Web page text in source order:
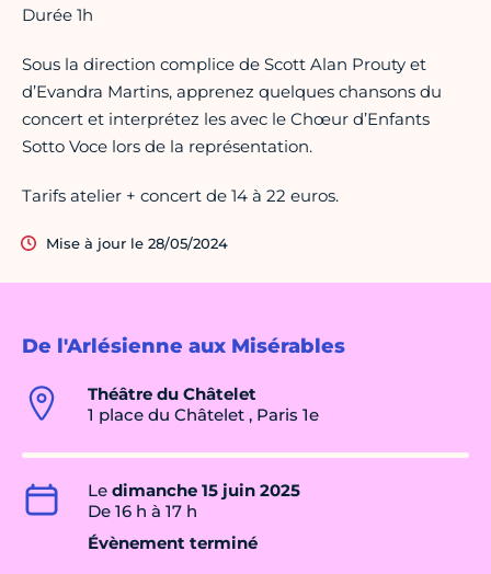
De l'Arlésienne aux Misérables
Théâtre du Châtelet
1 place du Châtelet , Paris 1e
Le dimanche 15 juin 2025
De 16 h à 17 h
Évènement terminé
Durée 1h
Sous la direction complice de Scott Alan Prouty et
d’Evandra Martins, apprenez quelques chansons du
concert et interprétez les avec le Chœur d’Enfants
Sotto Voce lors de la représentation.
Tarifs atelier + concert de 14 à 22 euros.
Mise à jour le 28/05/2024